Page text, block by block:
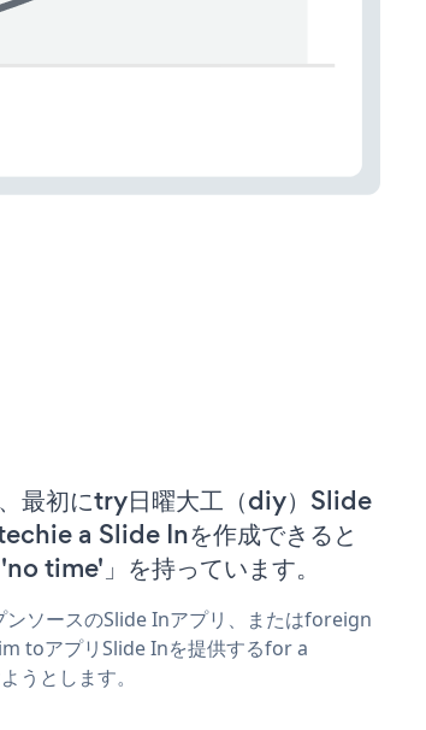
最初にtry日曜大工（diy）Slide
a Slide Inを作成できると
time'」を持っています。
ンソースのSlide Inアプリ、またはforeign
toアプリSlide Inを提供するfor a
うとします。